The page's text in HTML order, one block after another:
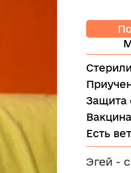
Защита
Есть
Эгей -